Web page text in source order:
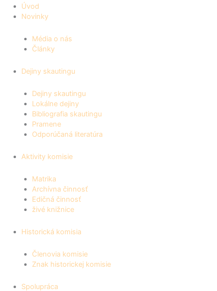
Úvod
Novinky
Média o nás
Články
Dejiny skautingu
Dejiny skautingu
Lokálne dejiny
Bibliografia skautingu
Pramene
Odporúčaná literatúra
Aktivity komisie
Matrika
Archívna činnosť
Edičná činnosť
živé knižnice
Historická komisia
Členovia komisie
Znak historickej komisie
Spolupráca